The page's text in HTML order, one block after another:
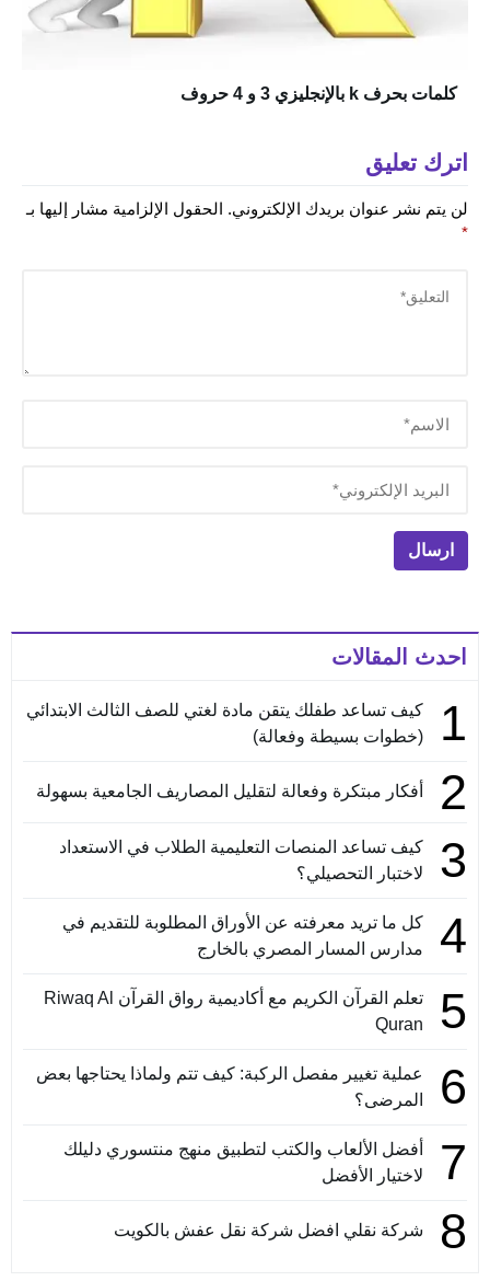
كلمات بحرف k بالإنجليزي 3 و 4 حروف
اترك تعليق
لن يتم نشر عنوان بريدك الإلكتروني. الحقول الإلزامية مشار إليها بـ
*
احدث المقالات
1
كيف تساعد طفلك يتقن مادة لغتي للصف الثالث الابتدائي
(خطوات بسيطة وفعالة)
2 أفكار مبتكرة وفعالة لتقليل المصاريف الجامعية بسهولة
3
كيف تساعد المنصات التعليمية الطلاب في الاستعداد
لاختبار التحصيلي؟
4
كل ما تريد معرفته عن الأوراق المطلوبة للتقديم في
مدارس المسار المصري بالخارج
5
تعلم القرآن الكريم مع أكاديمية رواق القرآن Riwaq Al
Quran
6
عملية تغيير مفصل الركبة: كيف تتم ولماذا يحتاجها بعض
المرضى؟
7
أفضل الألعاب والكتب لتطبيق منهج منتسوري دليلك
لاختيار الأفضل
8 شركة نقلي افضل شركة نقل عفش بالكويت